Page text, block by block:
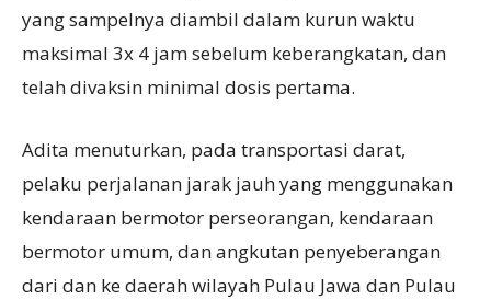
yang sampelnya diambil dalam kurun waktu
maksimal 3x 4 jam sebelum keberangkatan, dan
telah divaksin minimal dosis pertama.
Adita menuturkan, pada transportasi darat,
pelaku perjalanan jarak jauh yang menggunakan
kendaraan bermotor perseorangan, kendaraan
bermotor umum, dan angkutan penyeberangan
dari dan ke daerah wilayah Pulau Jawa dan Pulau